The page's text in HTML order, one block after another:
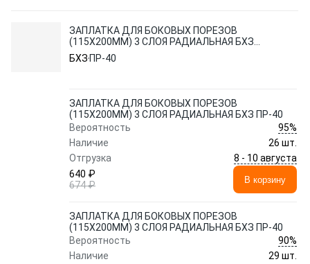
ЗАПЛАТКА ДЛЯ БОКОВЫХ ПОРЕЗОВ
(115Х200ММ) 3 СЛОЯ РАДИАЛЬНАЯ БХЗ
ПР-40
БХЗ ПР-40
ЗАПЛАТКА ДЛЯ БОКОВЫХ ПОРЕЗОВ
(115Х200ММ) 3 СЛОЯ РАДИАЛЬНАЯ БХЗ ПР-40
Вероятность
95%
Наличие
26 шт.
Отгрузка
8 - 10 августа
640 ₽
674 ₽
В корзину
ЗАПЛАТКА ДЛЯ БОКОВЫХ ПОРЕЗОВ
(115Х200ММ) 3 СЛОЯ РАДИАЛЬНАЯ БХЗ ПР-40
Вероятность
90%
Наличие
29 шт.